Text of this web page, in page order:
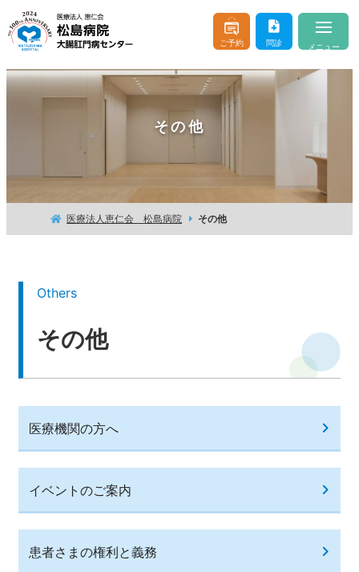
ご予約 問診 メニュー
当院について About
Doctor & Staff
Consultation
おなかやおしりの病気 Buttocks and Stomach
入院・お見舞い Hospitalization
中文网站
その他
医療法人恵仁会 松島病院 その他
Others
その他
医療機関の方へ
イベントのご案内
患者さまの権利と義務